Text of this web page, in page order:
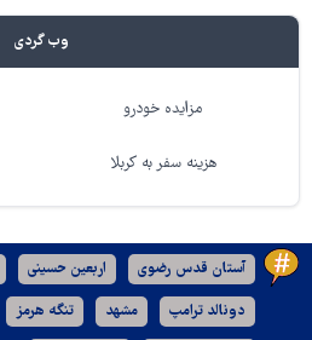
وب گردی
مزایده خودرو
هزینه سفر به کربلا
آستان قدس رضوی اربعین حسینی
دونالد ترامپ مشهد تنگه هرمز